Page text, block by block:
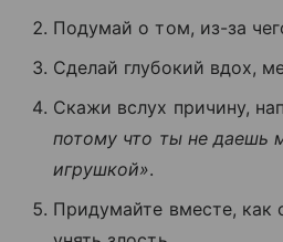
Подумай о том, из-за
Сделай глубокий вдох,
Скажи вслух причину,
потому что ты не даешь
игрушкой».
Придумайте вместе, как